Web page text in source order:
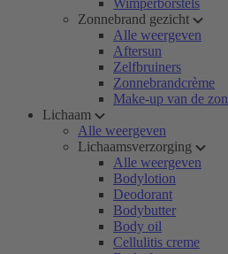
Wimperborstels
Zonnebrand gezicht
Alle weergeven
Aftersun
Zelfbruiners
Zonnebrandcrème
Make-up van de zon
Lichaam
Alle weergeven
Lichaamsverzorging
Alle weergeven
Bodylotion
Deodorant
Bodybutter
Body oil
Cellulitis creme